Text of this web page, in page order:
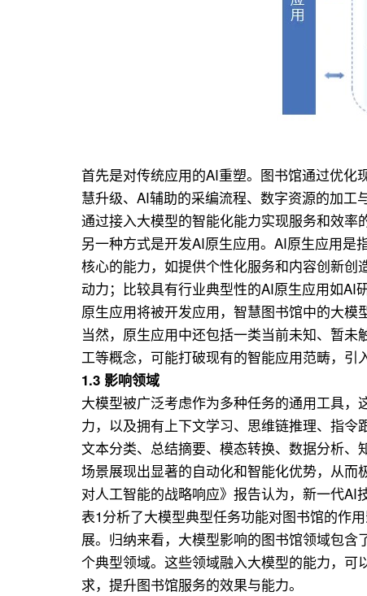
首先是对传统应用的AI重塑。图书馆通过优
慧升级、AI辅助的采编流程、数字资源的加工
通过接入大模型的智能化能力实现服务和效率
另一种方式是开发AI原生应用。AI原生应用
核心的能力，如提供个性化服务和内容创新
动力；比较具有行业典型性的AI原生应用如AI
原生应用将被开发应用，智慧图书馆中的大模
当然，原生应用中还包括一类当前未知、暂
工等概念，可能打破现有的智能应用范畴，引
1.3 影响领域
大模型被广泛考虑作为多种任务的通用工具
力，以及拥有上下文学习、思维链推理、指令
文本分类、总结摘要、模态转换、数据分析
场景展现出显著的自动化和智能化优势，从
对人工智能的战略响应》报告认为，新一代AI
表1分析了大模型典型任务功能对图书馆的作
展。归纳来看，大模型影响的图书馆领域包
个典型领域。这些领域融入大模型的能力，
求，提升图书馆服务的效果与能力。